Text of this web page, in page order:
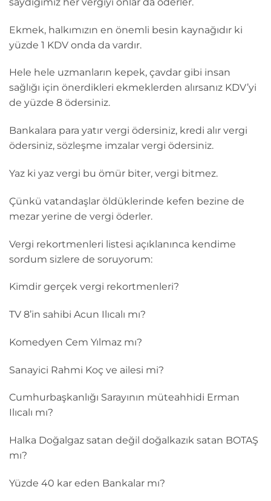
Ekmek, halkımızın en önemli besin kaynağıdır ki
yüzde 1 KDV onda da vardır.
Hele hele uzmanların kepek, çavdar gibi insan
sağlığı için önerdikleri ekmeklerden alırsanız KDV’yi
de yüzde 8 ödersiniz.
Bankalara para yatır vergi ödersiniz, kredi alır vergi
ödersiniz, sözleşme imzalar vergi ödersiniz.
Yaz ki yaz vergi bu ömür biter, vergi bitmez.
Çünkü vatandaşlar öldüklerinde kefen bezine de
mezar yerine de vergi öderler.
Vergi rekortmenleri listesi açıklanınca kendime
sordum sizlere de soruyorum:
Kimdir gerçek vergi rekortmenleri?
TV 8’in sahibi Acun Ilıcalı mı?
Komedyen Cem Yılmaz mı?
Sanayici Rahmi Koç ve ailesi mi?
Cumhurbaşkanlığı Sarayının müteahhidi Erman
Ilıcalı mı?
Halka Doğalgaz satan değil doğalkazık satan BOTAŞ
mı?
Yüzde 40 kar eden Bankalar mı?